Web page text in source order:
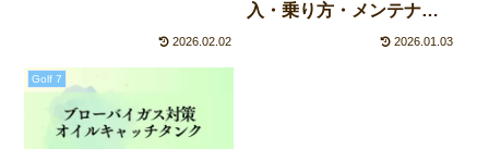
2026.02.02
入・乗り方・メンテナン
2026.01.03
Golf 7